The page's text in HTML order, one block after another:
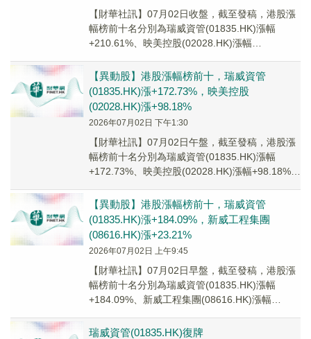
【財華社訊】07月02日收盤，截至發稿，港股漲
幅榜前十名分別為瑞威資管(01835.HK)漲幅
+210.61%、映美控股(02028.HK)漲幅
【異動股】港股漲幅榜前十，瑞威資管
(01835.HK)漲+172.73%，映美控股
(02028.HK)漲+98.18%
2026年07月02日 下午1:30
【財華社訊】07月02日午盤，截至發稿，港股漲
幅榜前十名分別為瑞威資管(01835.HK)漲幅
+172.73%、映美控股(02028.HK)漲幅+98.18%、
【異動股】港股漲幅榜前十，瑞威資管
(01835.HK)漲+184.09%，新威工程集團
(08616.HK)漲+23.21%
2026年07月02日 上午9:45
【財華社訊】07月02日早盤，截至發稿，港股漲
幅榜前十名分別為瑞威資管(01835.HK)漲幅
+184.09%、新威工程集團(08616.HK)漲幅
瑞威資管(01835.HK)復牌